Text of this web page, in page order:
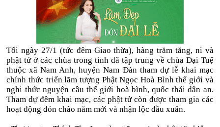
Tối ngày 27/1 (tức đêm Giao thừa), hàng trăm tăng, ni và
phật tử ở các chùa trong tỉnh đã tập trung về chùa Đại Tuệ
thuộc xã Nam Anh, huyện Nam Đàn tham dự lễ khai mạc
chính thức triển lãm tượng Phật Ngọc Hoà Bình thế giới và
nghi thức nguyện cầu thế giới hoà bình, quốc thái dân an.
Tham dự đêm khai mạc, các phật tử còn được tham gia các
hoạt động đón chào năm mới và nhận lộc đầu xuân.